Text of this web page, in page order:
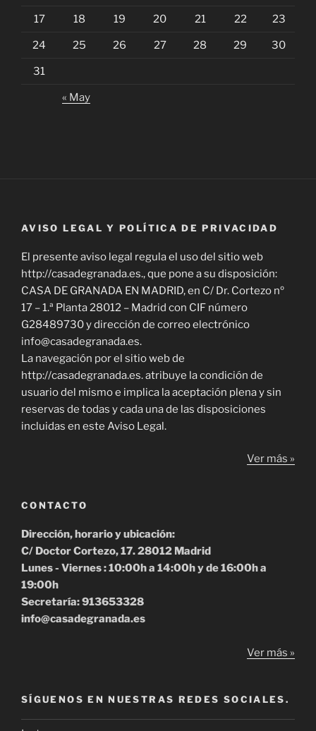
17 18 19 20 21 22 23
24 25 26 27 28 29 30
31
« May
AVISO LEGAL Y POLÍTICA DE PRIVACIDAD
El presente aviso legal regula el uso del sitio web
http://casadegranada.es., que pone a su disposición:
CASA DE GRANADA EN MADRID, en C/ Dr. Cortezo nº
17 – 1.ª Planta 28012 – Madrid con CIF número
G28489730 y dirección de correo electrónico
info@casadegranada.es.
La navegación por el sitio web de
http://casadegranada.es. atribuye la condición de
usuario del mismo e implica la aceptación plena y sin
reservas de todas y cada una de las disposiciones
incluidas en este Aviso Legal.
Ver más »
CONTACTO
Dirección, horario y ubicación:
C/ Doctor Cortezo, 17. 28012 Madrid
Lunes - Viernes : 10:00h a 14:00h y de 16:00h a
19:00h
Secretaría: 913653328
info@casadegranada.es
Ver más »
SÍGUENOS EN NUESTRAS REDES SOCIALES.